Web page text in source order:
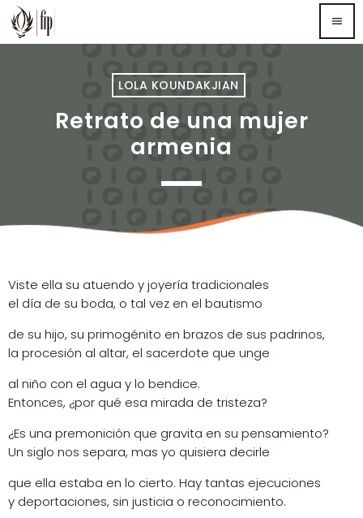
menu
Sorry, there is nothing for the moment.
LOLA KOUNDAKJIAN
Retrato de una mujer
armenia
Viste ella su atuendo y joyería tradicionales
el día de su boda, o tal vez en el bautismo
de su hijo, su primogénito en brazos de sus padrinos,
la procesión al altar, el sacerdote que unge
al niño con el agua y lo bendice.
Entonces, ¿por qué esa mirada de tristeza?
¿Es una premonición que gravita en su pensamiento?
Un siglo nos separa, mas yo quisiera decirle
que ella estaba en lo cierto. Hay tantas ejecuciones
y deportaciones, sin justicia o reconocimiento.